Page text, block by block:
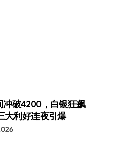
冲破4200，白银狂飙
大利好连夜引爆